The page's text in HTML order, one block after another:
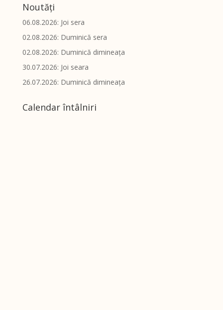
Noutăți
06.08.2026: Joi sera
02.08.2026: Duminică sera
02.08.2026: Duminică dimineața
30.07.2026: Joi seara
26.07.2026: Duminică dimineața
Calendar întâlniri